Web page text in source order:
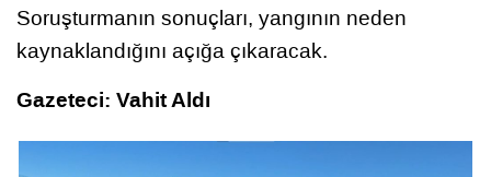
Soruşturmanın sonuçları, yangının neden
kaynaklandığını açığa çıkaracak.
Gazeteci: Vahit Aldı